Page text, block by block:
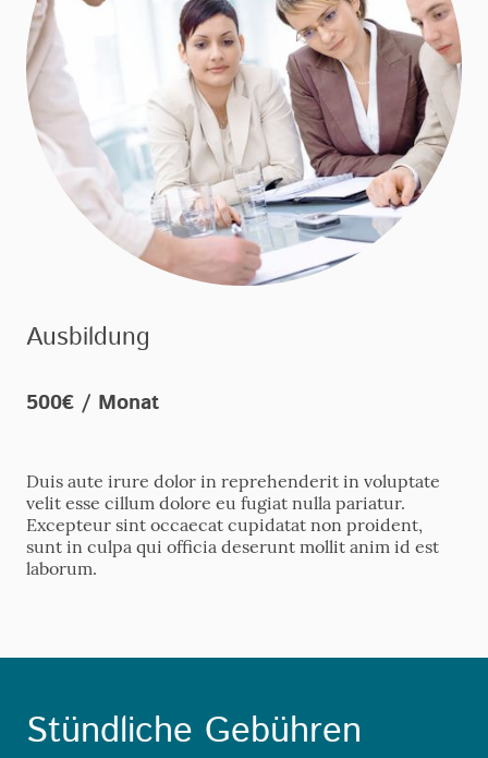
Ausbildung
500€ / Monat
Duis aute irure dolor in reprehenderit in voluptate
velit esse cillum dolore eu fugiat nulla pariatur.
Excepteur sint occaecat cupidatat non proident,
sunt in culpa qui officia deserunt mollit anim id est
laborum.
Stündliche Gebühren